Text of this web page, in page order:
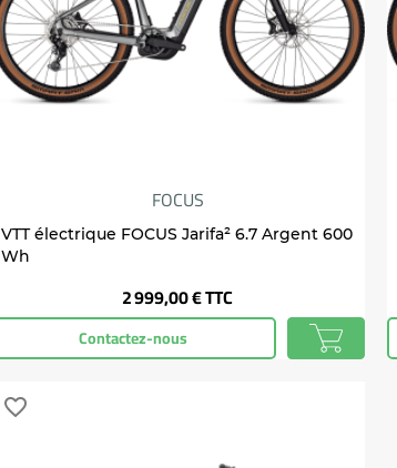
FOCUS
VTT électrique FOCUS Jarifa² 6.7 Argent 600
Wh
Prix
2 999,00 €TTC
Contactez-nous
favorite_border